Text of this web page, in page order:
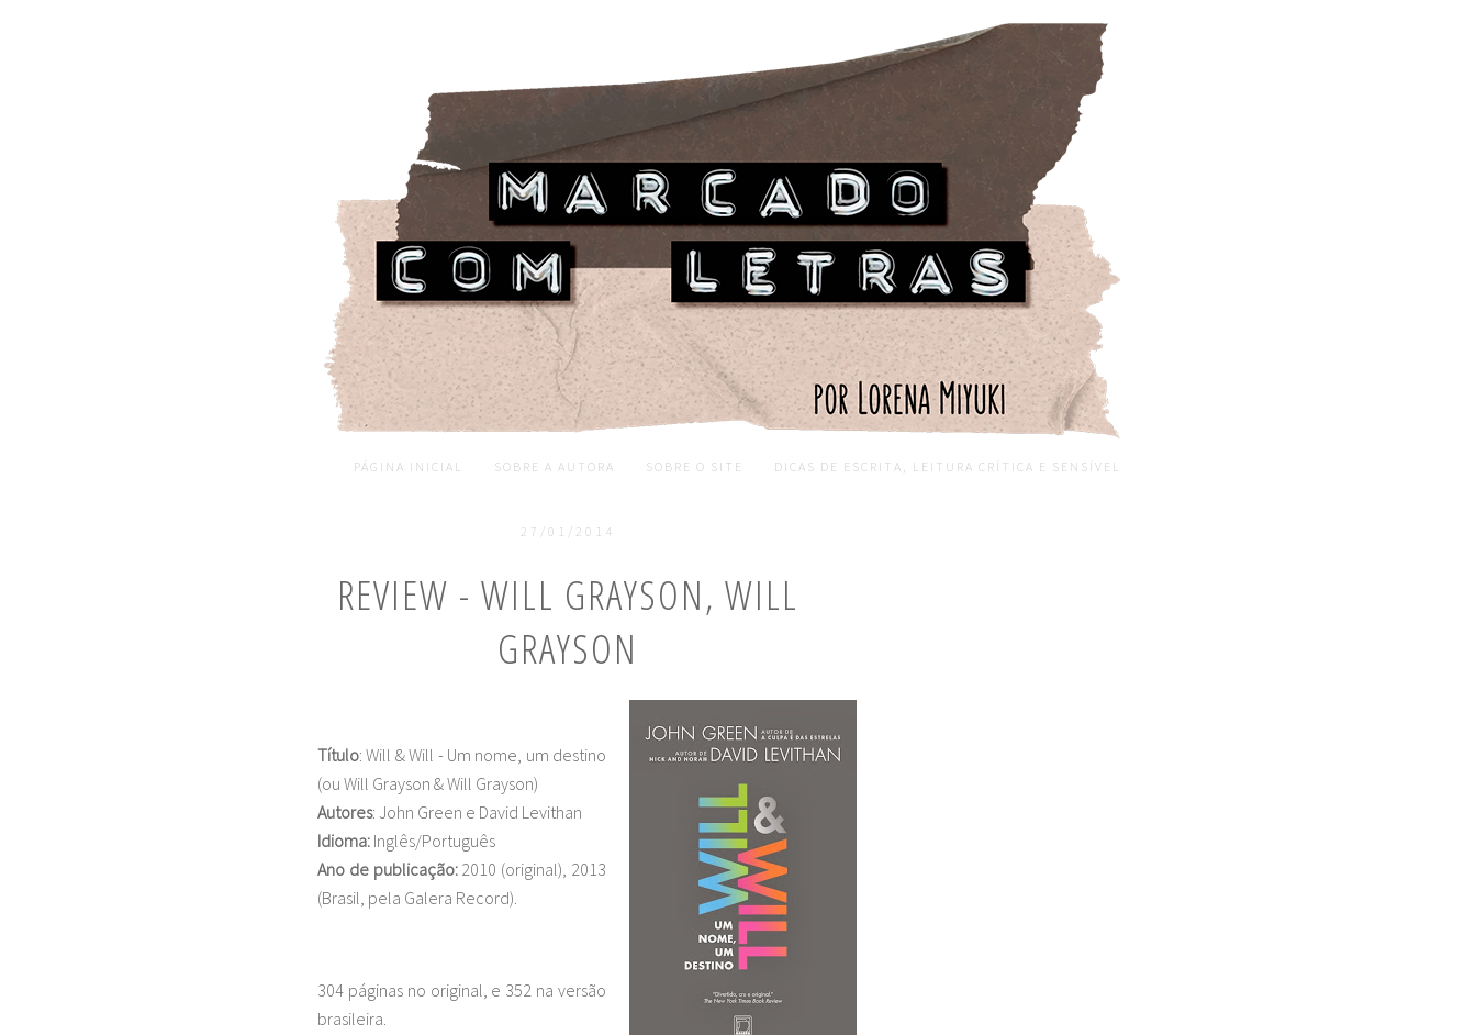
PÁGINA INICIAL SOBRE A AUTORA SOBRE O SITE DICAS DE ESCRITA, LEITURA CRÍTICA E SENSÍVEL
27/01/2014
REVIEW - WILL GRAYSON, WILL
GRAYSON
Título: Will & Will - Um nome, um destino
(ou Will Grayson & Will Grayson)
Autores: John Green e David Levithan
Idioma: Inglês/Português
Ano de publicação:2010 (original), 2013
(Brasil, pela Galera Record).
304 páginas no original, e 352 na versão
brasileira.